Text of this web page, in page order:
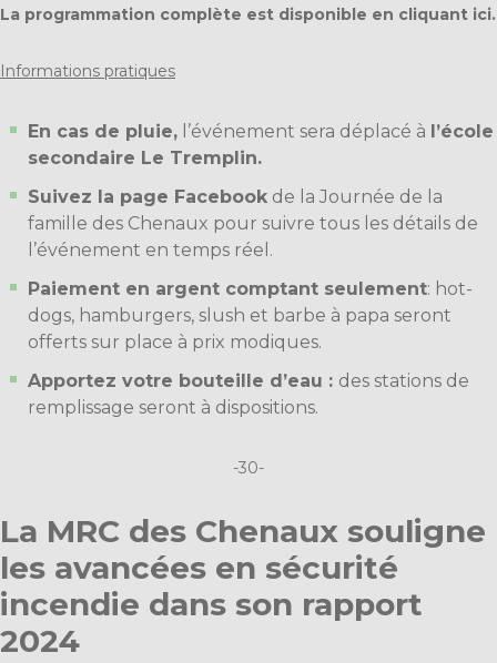
La programmation complète est disponible en cliquant ici.
Informations pratiques
En cas de pluie, l’événement sera déplacé à l’école
secondaire Le Tremplin.
Suivez la page Facebook de la Journée de la
famille des Chenaux pour suivre tous les détails de
l’événement en temps réel.
Paiement en argent comptant seulement: hot-
dogs, hamburgers, slush et barbe à papa seront
offerts sur place à prix modiques.
Apportez votre bouteille d’eau : des stations de
remplissage seront à dispositions.
-30-
La MRC des Chenaux souligne
les avancées en sécurité
incendie dans son rapport
2024